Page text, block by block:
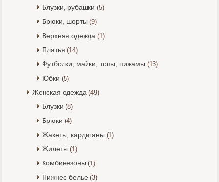
Блузки, рубашки (5)
Брюки, шорты (9)
Верхняя одежда (1)
Платья (14)
Футболки, майки, топы, пижамы (13)
Юбки (5)
Женская одежда (49)
Блузки (8)
Брюки (4)
Жакеты, кардиганы (1)
Жилеты (1)
Комбинезоны (1)
Нижнее белье (3)